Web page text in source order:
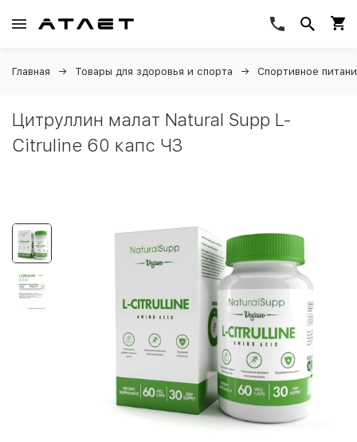
Главная Товары для здоровья и спорта Спортивное
Цитруллин малат Natural Supp L-
Citruline 60 капс ЧЗ